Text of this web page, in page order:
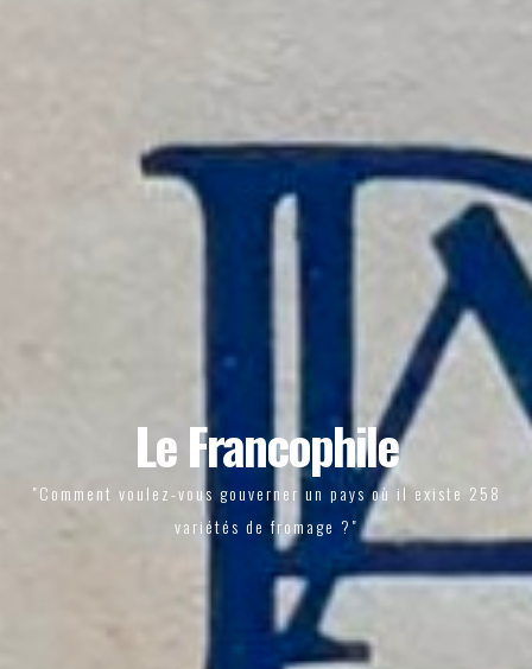
Le Francophile
"Comment voulez-vous gouverner un pays où il existe 258
variétés de fromage ?"